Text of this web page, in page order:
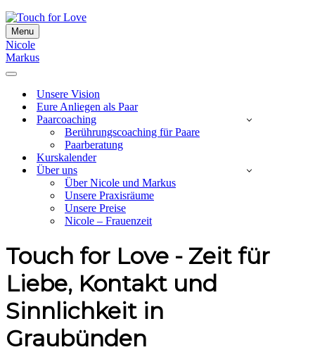
Menu
Navigationsmenü
Nicole
Markus
Navigationsmenü
Unsere Vision
Eure Anliegen als Paar
Paarcoaching
Berührungscoaching für Paare
Paarberatung
Kurskalender
Über uns
Über Nicole und Markus
Unsere Praxisräume
Unsere Preise
Nicole – Frauenzeit
Touch for Love - Zeit für
Liebe, Kontakt und
Sinnlichkeit in
Graubünden